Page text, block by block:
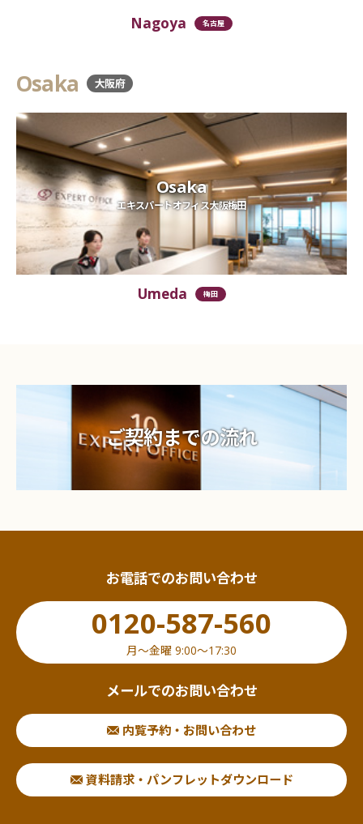
Nagoya 名古屋
Osaka 大阪府
Osaka
エキスパートオフィス大阪梅田
Umeda 梅田
ご契約までの流れ
お電話でのお問い合わせ
0120-587-560
月〜金曜 9:00〜17:30
メールでのお問い合わせ
内覧予約・お問い合わせ
資料請求・パンフレットダウンロード